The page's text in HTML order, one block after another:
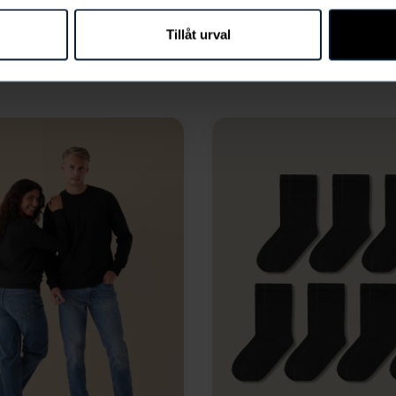
Tillåt urval
LÄGG I
VARUKORG
LÄGG I
VARUKORG